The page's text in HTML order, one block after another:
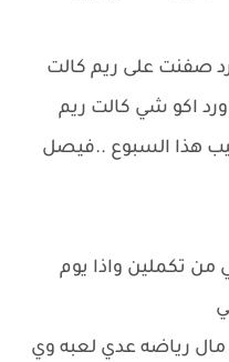
صفنت على ريم كالت
اكو شي كالت ريم
هذا السبوع ..فيصل
من تكملين واذا يوم
رياضه عدي لعبه وي